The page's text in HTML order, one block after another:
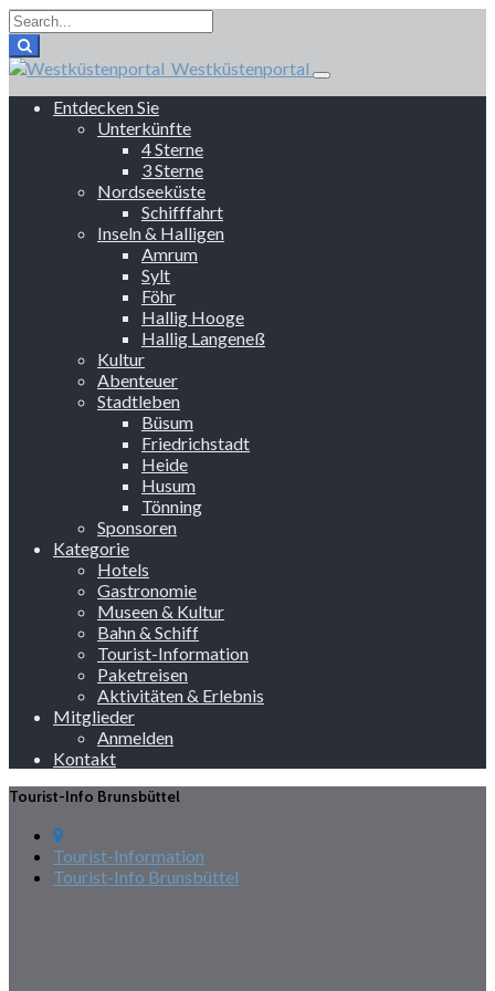
Westküstenportal
Entdecken Sie
Unterkünfte
4 Sterne
3 Sterne
Nordseeküste
Schifffahrt
Inseln & Halligen
Amrum
Sylt
Föhr
Hallig Hooge
Hallig Langeneß
Kultur
Abenteuer
Stadtleben
Büsum
Friedrichstadt
Heide
Husum
Tönning
Sponsoren
Kategorie
Hotels
Gastronomie
Museen & Kultur
Bahn & Schiff
Tourist-Information
Paketreisen
Aktivitäten & Erlebnis
Mitglieder
Anmelden
Kontakt
Tourist-Info Brunsbüttel
Tourist-Information
Tourist-Info Brunsbüttel